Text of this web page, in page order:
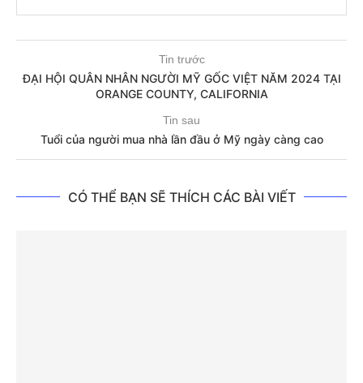
Tin trước
ĐẠI HỘI QUÂN NHÂN NGƯỜI MỸ GỐC VIỆT NĂM 2024 TẠI
ORANGE COUNTY, CALIFORNIA
Tin sau
Tuổi của người mua nhà lần đầu ở Mỹ ngày càng cao
CÓ THỂ BẠN SẼ THÍCH CÁC BÀI VIẾT